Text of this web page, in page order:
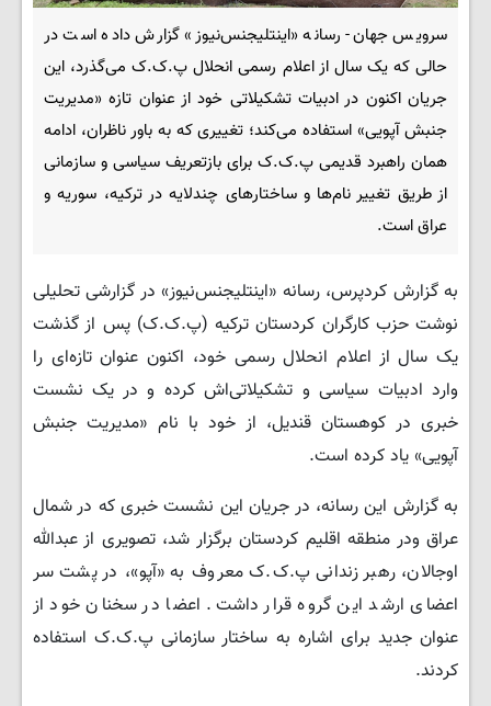
سرویس جهان- رسانه «اینتلیجنس‌نیوز» گزارش داده است در
حالی که یک سال از اعلام رسمی انحلال پ.ک.ک می‌گذرد، این
جریان اکنون در ادبیات تشکیلاتی خود از عنوان تازه «مدیریت
جنبش آپویی» استفاده می‌کند؛ تغییری که به باور ناظران، ادامه
همان راهبرد قدیمی پ.ک.ک برای بازتعریف سیاسی و سازمانی
از طریق تغییر نام‌ها و ساختارهای چندلایه در ترکیه، سوریه و
عراق است.
به گزارش کردپرس، رسانه «اینتلیجنس‌نیوز» در گزارشی تحلیلی
نوشت حزب کارگران کردستان ترکیه (پ.ک.ک) پس از گذشت
یک سال از اعلام انحلال رسمی خود، اکنون عنوان تازه‌ای را
وارد ادبیات سیاسی و تشکیلاتی‌اش کرده و در یک نشست
خبری در کوهستان قندیل، از خود با نام «مدیریت جنبش
آپویی» یاد کرده است.
به گزارش این رسانه، در جریان این نشست خبری که در شمال
عراق ودر منطقه اقلیم کردستان برگزار شد، تصویری از عبدالله
اوجالان، رهبر زندانی پ.ک.ک معروف به «آپو»، در پشت سر
اعضای ارشد این گروه قرار داشت. اعضا در سخنان خود از
عنوان جدید برای اشاره به ساختار سازمانی پ.ک.ک استفاده
کردند.